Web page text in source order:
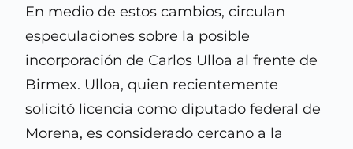
En medio de estos cambios, circulan
especulaciones sobre la posible
incorporación de Carlos Ulloa al frente de
Birmex. Ulloa, quien recientemente
solicitó licencia como diputado federal de
Morena, es considerado cercano a la